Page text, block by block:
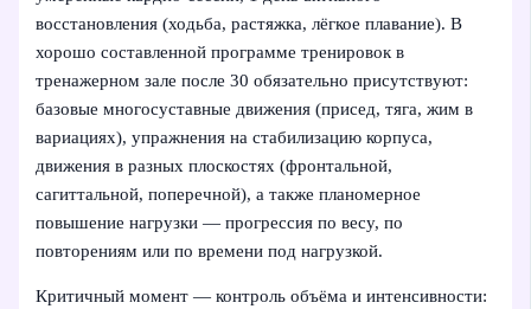
восстановления (ходьба, растяжка, лёгкое плавание). В
хорошо составленной программе тренировок в
тренажерном зале после 30 обязательно присутствуют:
базовые многосуставные движения (присед, тяга, жим в
вариациях), упражнения на стабилизацию корпуса,
движения в разных плоскостях (фронтальной,
сагиттальной, поперечной), а также планомерное
повышение нагрузки — прогрессия по весу, по
повторениям или по времени под нагрузкой.
Критичный момент — контроль объёма и интенсивности: